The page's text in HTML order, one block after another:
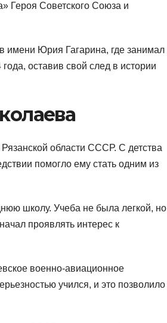
Героя Советского Союза и
имени Юрия Гагарина, где занимал
оставив свой след в истории
области СССР. С детства
помогло ему стать одним из
школу. Учеба не была легкой, но
проявлять интерес к
военно-авиационное
учился, и это позволило